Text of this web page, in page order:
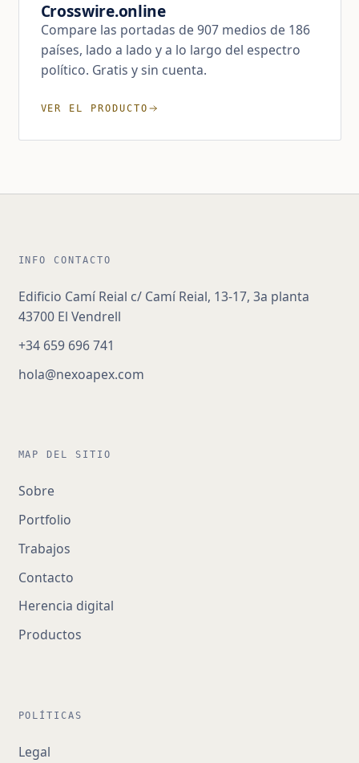
Crosswire.online
Compare las portadas de 907 medios de 186
países, lado a lado y a lo largo del espectro
político. Gratis y sin cuenta.
VER EL PRODUCTO
INFO CONTACTO
Edificio Camí Reial c/ Camí Reial, 13-17, 3a planta
43700 El Vendrell
+34 659 696 741
hola@nexoapex.com
MAP DEL SITIO
Sobre
Portfolio
Trabajos
Contacto
Herencia digital
Productos
POLÍTICAS
Legal